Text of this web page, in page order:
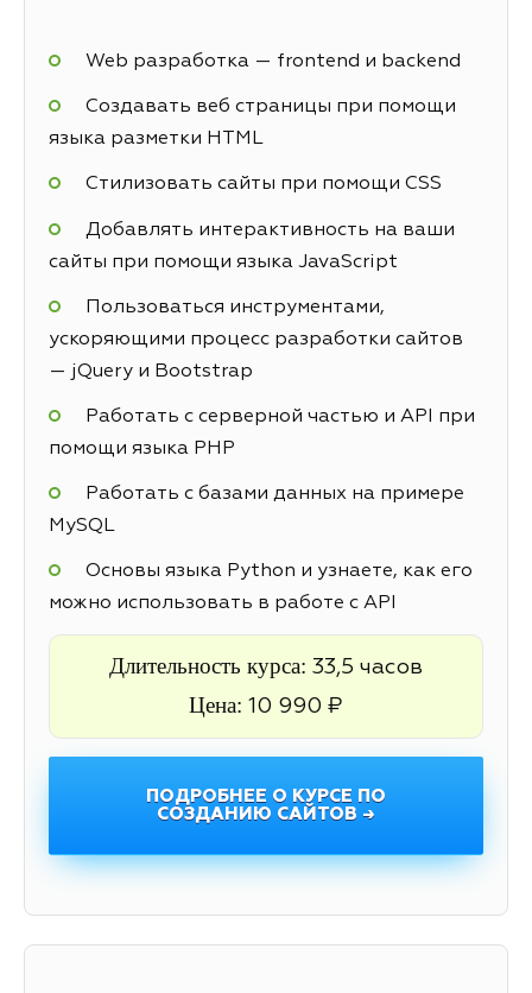
Web разработка — frontend и backend
Создавать веб страницы при помощи
языка разметки HTML
Стилизовать сайты при помощи CSS
Добавлять интерактивность на ваши
сайты при помощи языка JavaScript
Пользоваться инструментами,
ускоряющими процесс разработки сайтов
— jQuery и Bootstrap
Работать с серверной частью и API при
помощи языка PHP
Работать с базами данных на примере
MySQL
Основы языка Python и узнаете, как его
можно использовать в работе с API
Длительность курса: 33,5 часов
Цена: 10 990 ₽
ПОДРОБНЕЕ О КУРСЕ ПО
СОЗДАНИЮ САЙТОВ →